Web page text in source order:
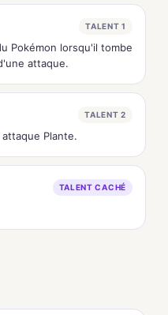
TALENT 1
Pokémon lorsqu'il tombe
attaque.
TALENT 2
Plante.
TALENT CACHÉ